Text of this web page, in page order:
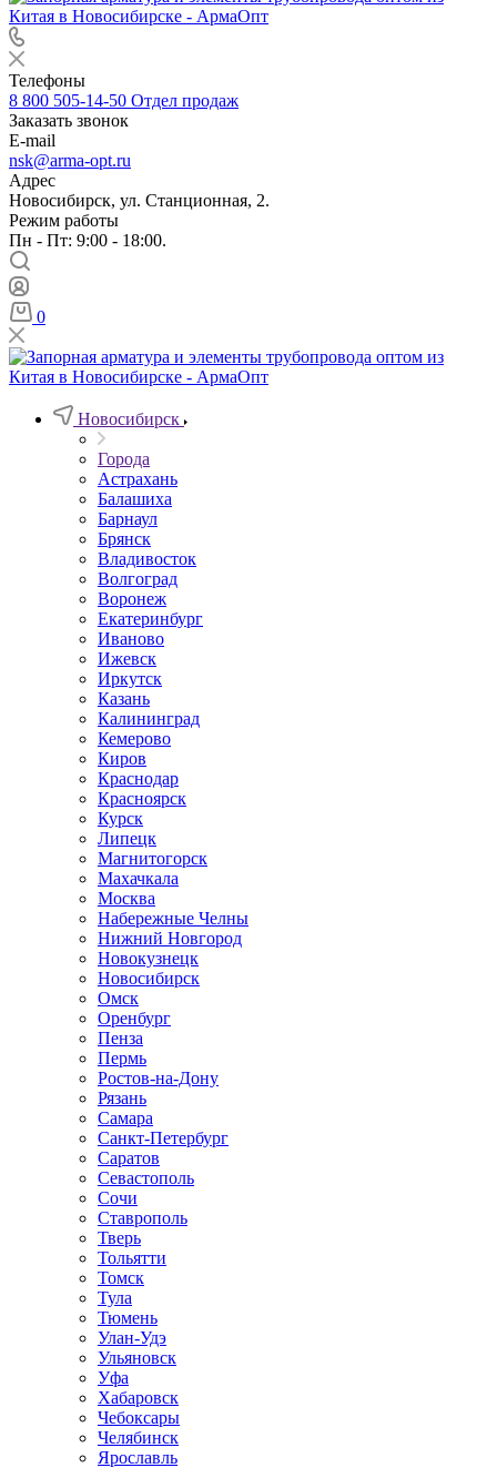
Телефоны
8 800 505-14-50 Отдел продаж
Заказать звонок
E-mail
nsk@arma-opt.ru
Адрес
Новосибирск, ул. Станционная, 2.
Режим работы
Пн - Пт: 9:00 - 18:00.
0
Новосибирск
Города
Астрахань
Балашиха
Барнаул
Брянск
Владивосток
Волгоград
Воронеж
Екатеринбург
Иваново
Ижевск
Иркутск
Казань
Калининград
Кемерово
Киров
Краснодар
Красноярск
Курск
Липецк
Магнитогорск
Махачкала
Москва
Набережные Челны
Нижний Новгород
Новокузнецк
Новосибирск
Омск
Оренбург
Пенза
Пермь
Ростов-на-Дону
Рязань
Самара
Санкт-Петербург
Саратов
Севастополь
Сочи
Ставрополь
Тверь
Тольятти
Томск
Тула
Тюмень
Улан-Удэ
Ульяновск
Уфа
Хабаровск
Чебоксары
Челябинск
Ярославль